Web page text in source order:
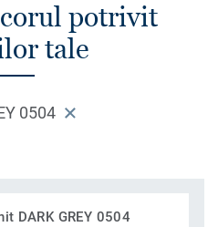
potrivit
tale
0504
DARK GREY 0504